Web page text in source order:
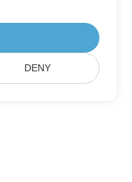
DENY